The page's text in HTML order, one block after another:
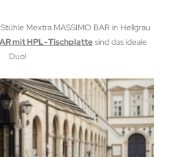
Mextra MASSIMO BAR in Hellgrau
mit HPL-Tischplattesind das ideale
Duo!